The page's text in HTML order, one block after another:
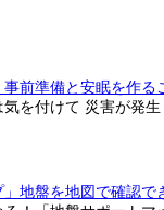
事前準備と安眠を作る
を付けて 災害が発
」地盤を地図で確認で